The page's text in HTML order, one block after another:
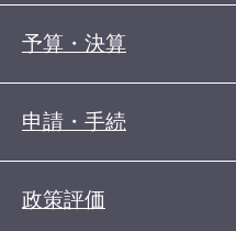
予算・決算
申請・手続
政策評価